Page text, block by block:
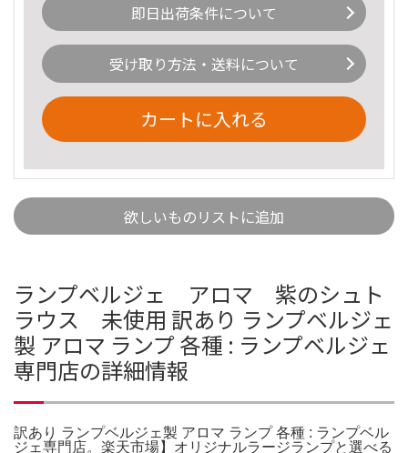
即日出荷条件について
受け取り方法・送料について
カートに入れる
欲しいものリストに追加
ランプベルジェ アロマ 紫のシュト
ラウス 未使用 訳あり ランプベルジェ
製 アロマ ランプ 各種 : ランプベルジェ
専門店の詳細情報
訳あり ランプベルジェ製 アロマ ランプ 各種 : ランプベル
ジェ専門店。楽天市場】オリジナルラージランプと選べる